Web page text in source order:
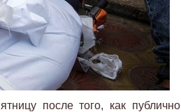
после того, как публично